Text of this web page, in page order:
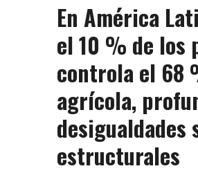
En América
el 10 % de los
controla el 68
agrícola,
desigualdades
estructurales